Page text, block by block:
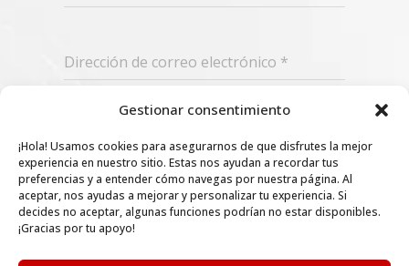
Gestionar consentimiento
¡Hola! Usamos cookies para asegurarnos de que disfrutes la mejor
experiencia en nuestro sitio. Estas nos ayudan a recordar tus
preferencias y a entender cómo navegas por nuestra página. Al
aceptar, nos ayudas a mejorar y personalizar tu experiencia. Si
decides no aceptar, algunas funciones podrían no estar disponibles.
¡Gracias por tu apoyo!
Dirección de correo electrónico *
Suscribir